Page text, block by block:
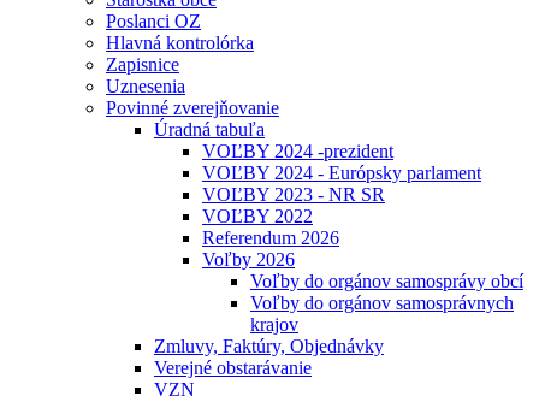
Poslanci OZ
Hlavná kontrolórka
Zapisnice
Uznesenia
Povinné zverejňovanie
Úradná tabuľa
VOĽBY 2024 -prezident
VOĽBY 2024 - Európsky parlament
VOĽBY 2023 - NR SR
VOĽBY 2022
Referendum 2026
Voľby 2026
Voľby do orgánov samosprávy obcí
Voľby do orgánov samosprávnych
krajov
Zmluvy, Faktúry, Objednávky
Verejné obstarávanie
VZN